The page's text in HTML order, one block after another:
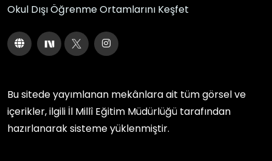
Okul Dışı Öğrenme Ortamlarını Keşfet
Bu sitede yayımlanan mekânlara ait tüm görsel ve
içerikler, ilgili İl Millî Eğitim Müdürlüğü tarafından
hazırlanarak sisteme yüklenmiştir.